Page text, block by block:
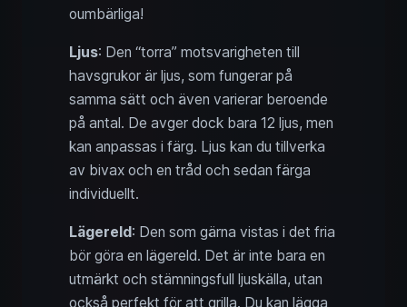
oumbärliga!
Ljus: Den “torra” motsvarigheten till
havsgrukor är ljus, som fungerar på
samma sätt och även varierar beroende
på antal. De avger dock bara 12 ljus, men
kan anpassas i färg. Ljus kan du tillverka
av bivax och en tråd och sedan färga
individuellt.
Lägereld: Den som gärna vistas i det fria
bör göra en lägereld. Det är inte bara en
utmärkt och stämningsfull ljuskälla, utan
också perfekt för att grilla. Du kan lägga